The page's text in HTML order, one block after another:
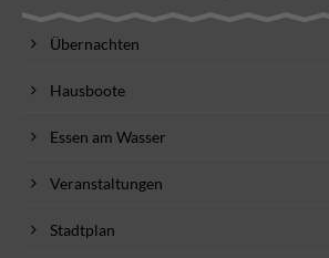
Übernachten
Hausboote
Essen am Wasser
Veranstaltungen
Stadtplan